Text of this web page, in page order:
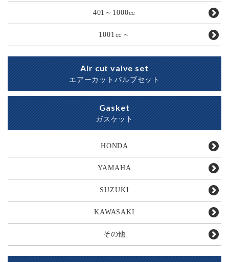
401～1000㏄
1001㏄～
Air cut valve set
エアーカットバルブセット
Gasket
ガスケット
HONDA
YAMAHA
SUZUKI
KAWASAKI
その他